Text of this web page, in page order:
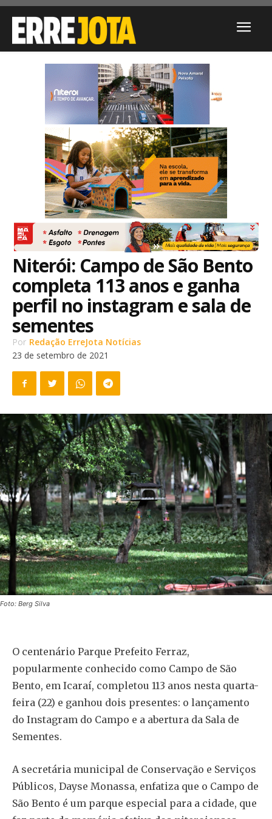
Niterói: Campo de São Bento
completa 113 anos e ganha
perfil no instagram e sala de
sementes
Por Redação ErreJota Notícias
23 de setembro de 2021
Foto: Berg Silva
O centenário Parque Prefeito Ferraz,
popularmente conhecido como Campo de São
Bento, em Icaraí, completou 113 anos nesta quarta-
feira (22) e ganhou dois presentes: o lançamento
do Instagram do Campo e a abertura da Sala de
Sementes.
A secretária municipal de Conservação e Serviços
Públicos, Dayse Monassa, enfatiza que o Campo de
São Bento é um parque especial para a cidade, que